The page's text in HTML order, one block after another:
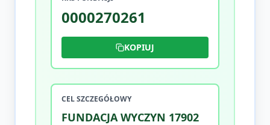
0000270261
KOPIUJ
CEL SZCZEGÓŁOWY
FUNDACJA WYCZYN 17902